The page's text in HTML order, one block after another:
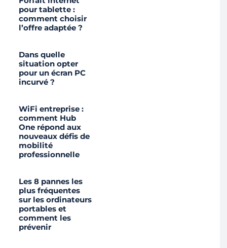
pour tablette :
comment choisir
l’offre adaptée ?
Dans quelle
situation opter
pour un écran PC
incurvé ?
WiFi entreprise :
comment Hub
One répond aux
nouveaux défis de
mobilité
professionnelle
Les 8 pannes les
plus fréquentes
sur les ordinateurs
portables et
comment les
prévenir